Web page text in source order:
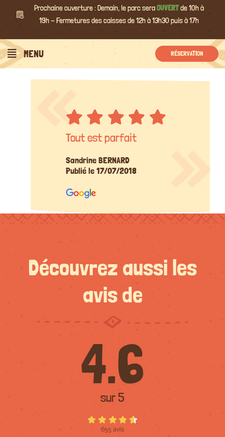
Prochaine ouverture : Demain, le parc seraOUVERTde 10h à
19h - Fermetures des caisses de 12h à 13h30 puis à 17h
MENU RÉSERVATION
Tout est parfait
Sandrine BERNARD
Publié le 17/07/2018
Découvrez aussi les
avis de
4.6
sur 5
655 avis